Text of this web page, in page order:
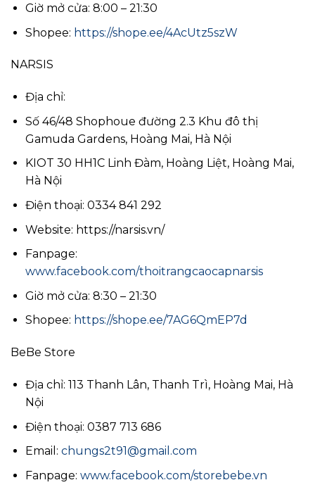
Giờ mở cửa: 8:00 – 21:30
Shopee: https://shope.ee/4AcUtz5szW
NARSIS
Địa chỉ:
Số 46/48 Shophoue đường 2.3 Khu đô thị
Gamuda Gardens, Hoàng Mai, Hà Nội
KIOT 30 HH1C Linh Đàm, Hoàng Liệt, Hoàng Mai,
Hà Nội
Điện thoại: 0334 841 292
Website: https://narsis.vn/
Fanpage:
www.facebook.com/thoitrangcaocapnarsis
Giờ mở cửa: 8:30 – 21:30
Shopee: https://shope.ee/7AG6QmEP7d
BeBe Store
Địa chỉ: 113 Thanh Lân, Thanh Trì, Hoàng Mai, Hà
Nội
Điện thoại: 0387 713 686
Email: chungs2t91@gmail.com
Fanpage: www.facebook.com/storebebe.vn